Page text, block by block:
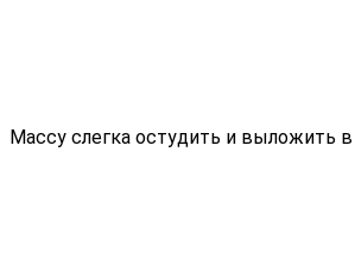
Массу слегка остудить и выложить